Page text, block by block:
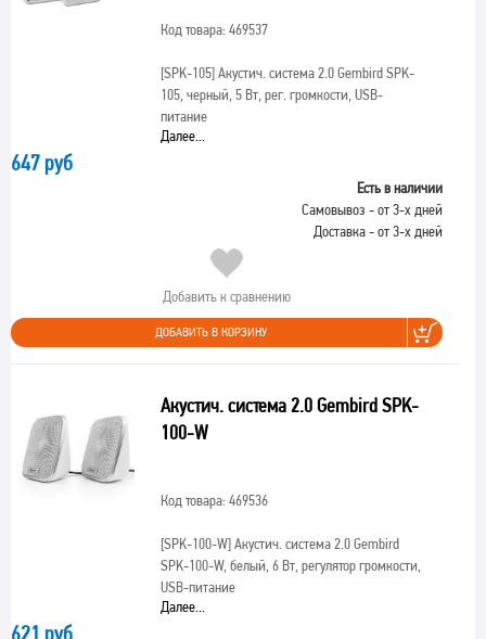
Код товара: 469537
[SPK-105]Акустич. система 2.0 Gembird SPK-
105, черный, 5 Вт, рег. громкости, USB-
питание
Далее...
647 руб
Есть в наличии
Самовывоз - от 3-х дней
Доставка - от 3-х дней
Добавить к сравнению
ДОБАВИТЬ В КОРЗИНУ
Акустич. система 2.0 Gembird SPK-
100-W
Код товара: 469536
[SPK-100-W]Акустич. система 2.0 Gembird
SPK-100-W, белый, 6 Вт, регулятор громкости,
USB-питание
Далее...
621 руб